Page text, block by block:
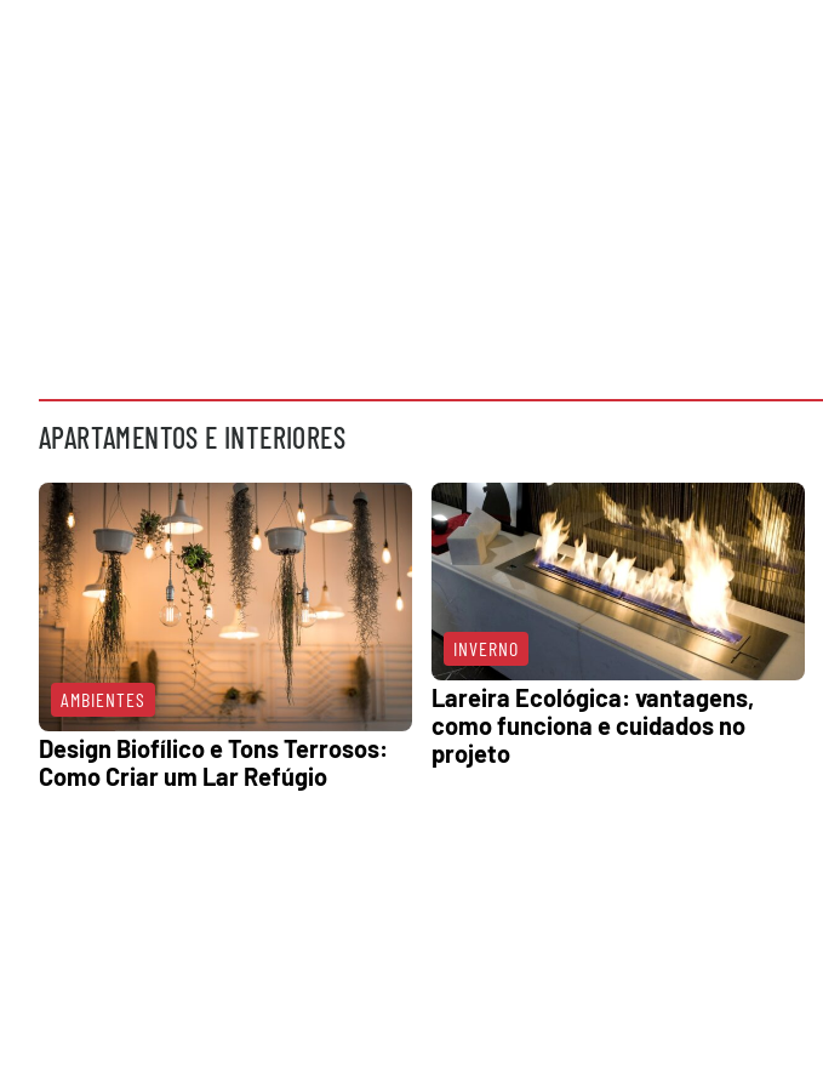
APARTAMENTOS E INTERIORES
AMBIENTES
Design Biofílico e Tons Terrosos:
Como Criar um Lar Refúgio
INVERNO
Lareira Ecológica: vantagens,
como funciona e cuidados no
projeto